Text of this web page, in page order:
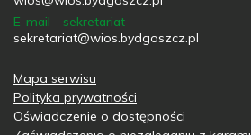
E-mail - sekretariat
sekretariat@wios.bydgoszcz.pl
Mapa serwisu
Polityka prywatności
Oświadczenie o dostępności